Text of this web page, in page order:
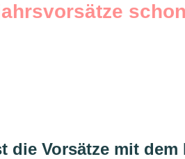
die Vorsätze mit